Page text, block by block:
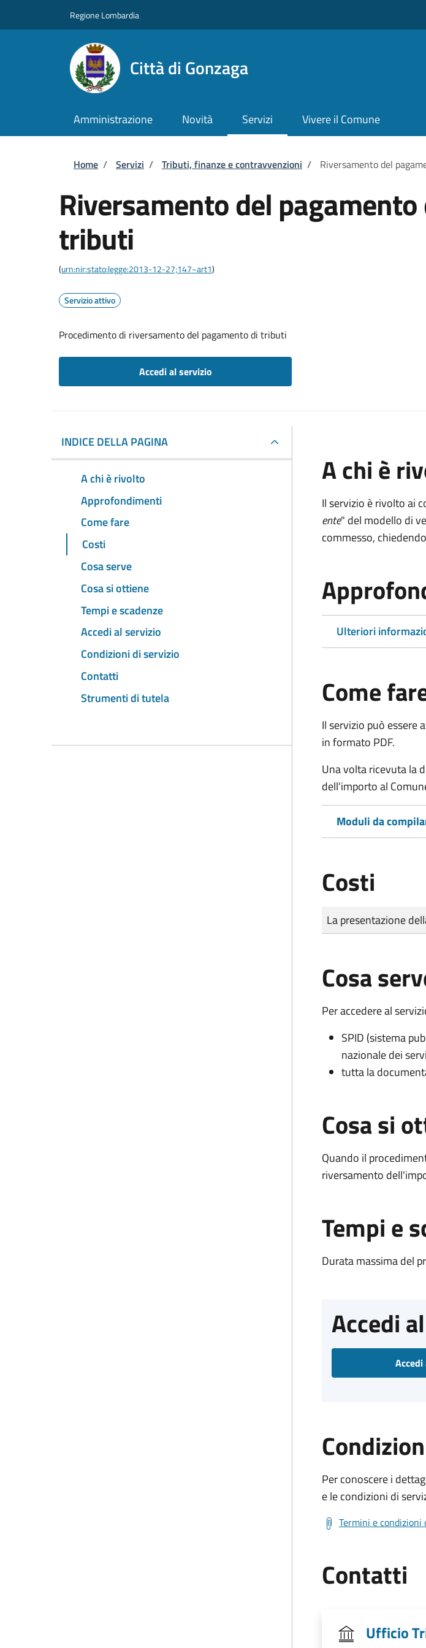
Regione Lombardia
Città di Gonzaga
Amministrazione Novità Servizi Vivere il Comune
Briciole di pane
Home / Servizi / Tributi, finanze e contravvenzioni / Riversamento del
Riversamento del pagamento
tributi
(urn:nir:stato:legge:2013-12-27;147~art1)
Servizio attivo
Procedimento di riversamento del pagamento di tributi
Accedi al servizio
INDICE DELLA PAGINA
A chi è rivolto
Approfondimenti
Come fare
Costi
Cosa serve
Cosa si ottiene
Tempi e scadenze
Accedi al servizio
Condizioni di servizio
Contatti
Strumenti di tutela
A chi è
Il servizio è rivolto ai
ente" del modello di
commesso,
Ulteriori
Come
Il servizio può
in formato PDF.
Una volta ricevuta la
dell'importo al
Moduli da
Costi
Tipo di pagamento
Importo
La presentazione
Cosa
Per accedere al
SPID (sistema
nazionale dei
tutta la
Cosa si
Quando il
riversamento
Tempi e
Durata massima del
Accedi
Per conoscere i
e le condizioni di
Termini e condizioni
Contatti
Ufficio